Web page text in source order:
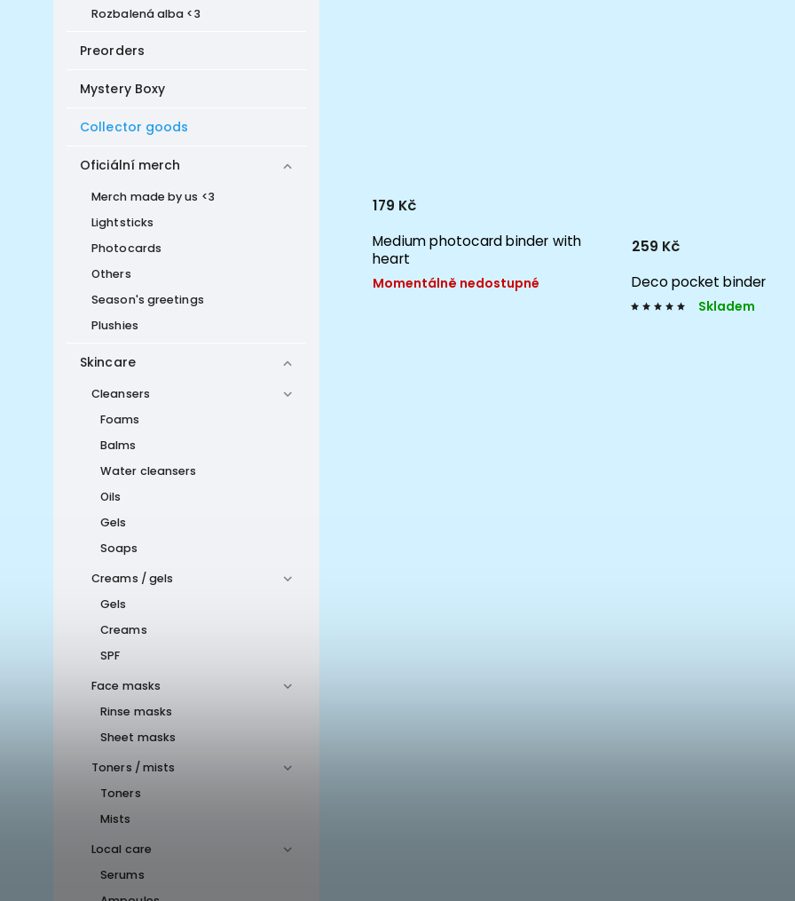
Rozbalená alba <3
Preorders
Mystery Boxy
Collector goods
Oficiální merch
Merch made by us <3
Lightsticks
Photocards
Others
Season's greetings
Plushies
Skincare
Cleansers
Foams
Balms
Water cleansers
Oils
Gels
Soaps
Creams / gels
Gels
Creams
SPF
Face masks
Rinse masks
Sheet masks
Toners / mists
Toners
Mists
Local care
Serums
Photocard Holder - vlnky
169 Kč
Medium photocard binder with
heart
Momentálně nedostupné
179 Kč
Deco pocket binder
Skladem
259 Kč